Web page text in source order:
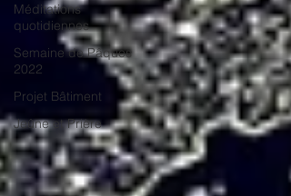
Méditations
quotidiennes
Semaine de Pâques
2022
Projet Bâtiment
Jeûne et Prière